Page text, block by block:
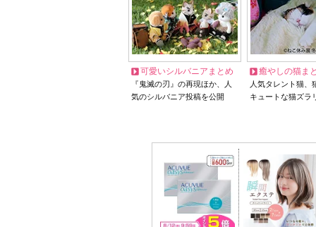
可愛いシルバニアまとめ
『鬼滅の刃』の再現ほか、人
気のシルバニア投稿を公開
癒やしの猫ま
人気タレント猫
キュートな猫ズラ